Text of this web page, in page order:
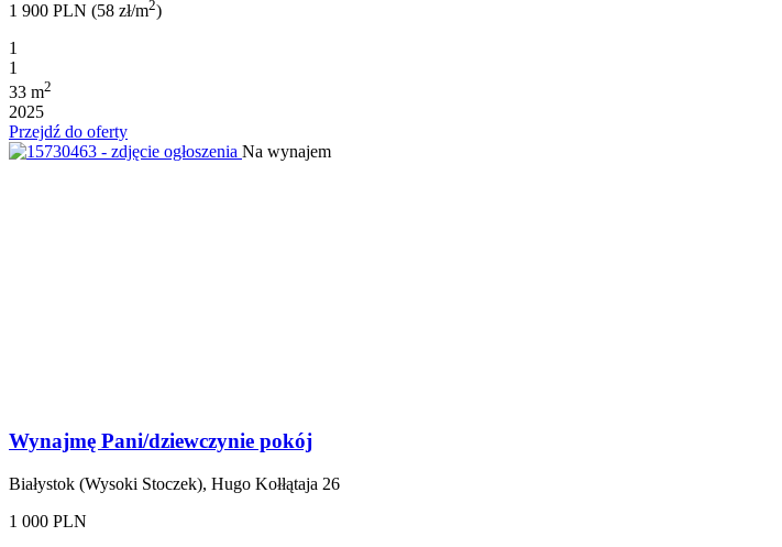
1 900 PLN (58 zł/m2)
1
1
33 m2
2025
Przejdź do oferty
Na wynajem
Wynajmę Pani/dziewczynie pokój
Białystok (Wysoki Stoczek), Hugo Kołłątaja 26
1 000 PLN